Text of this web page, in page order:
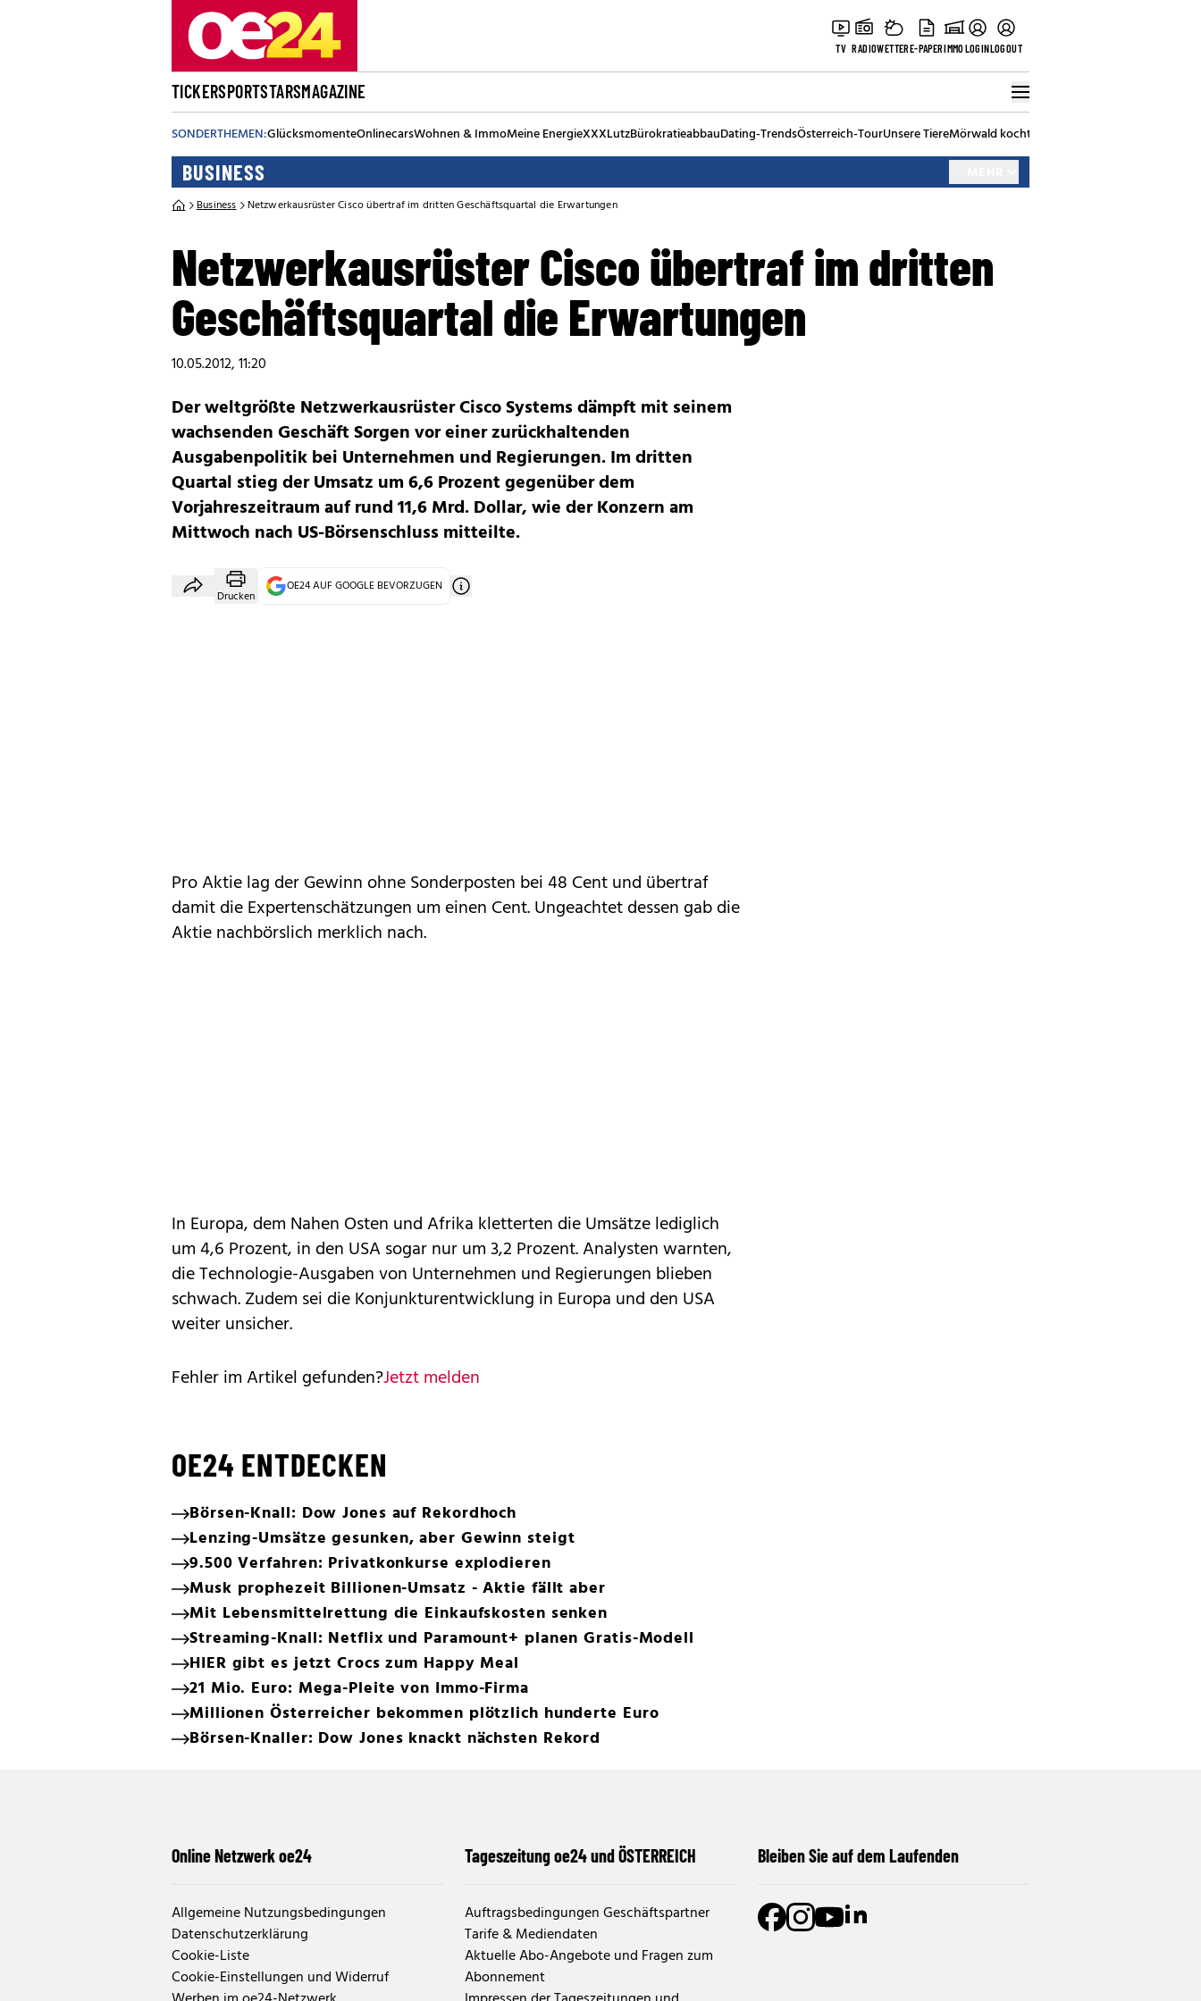
TV RADIOWETTERE-PAPERIMMOLOGINLOGOUT
TICKERSPORTSTARSMAGAZINE
SONDERTHEMEN:GlücksmomenteOnlinecarsWohnen & ImmoMeine EnergieXXXLutzBürokratieabbauDating-TrendsÖsterreich-TourUnsere TiereMörwald kocht
BUSINESS
Business Netzwerkausrüster Cisco übertraf im dritten Geschäftsquartal die Erwartungen
Netzwerkausrüster Cisco übertraf im dritten
Geschäftsquartal die Erwartungen
10.05.2012, 11:20
Der weltgrößte Netzwerkausrüster Cisco Systems dämpft mit seinem
wachsenden Geschäft Sorgen vor einer zurückhaltenden
Ausgabenpolitik bei Unternehmen und Regierungen. Im dritten
Quartal stieg der Umsatz um 6,6 Prozent gegenüber dem
Vorjahreszeitraum auf rund 11,6 Mrd. Dollar, wie der Konzern am
Mittwoch nach US-Börsenschluss mitteilte.
Drucken
OE24 AUF GOOGLE BEVORZUGEN
Pro Aktie lag der Gewinn ohne Sonderposten bei 48 Cent und übertraf
damit die Expertenschätzungen um einen Cent. Ungeachtet dessen gab die
Aktie nachbörslich merklich nach.
In Europa, dem Nahen Osten und Afrika kletterten die Umsätze lediglich
um 4,6 Prozent, in den USA sogar nur um 3,2 Prozent. Analysten warnten,
die Technologie-Ausgaben von Unternehmen und Regierungen blieben
schwach. Zudem sei die Konjunkturentwicklung in Europa und den USA
weiter unsicher.
Fehler im Artikel gefunden?Jetzt melden
OE24 ENTDECKEN
Börsen-Knall: Dow Jones auf Rekordhoch
Lenzing-Umsätze gesunken, aber Gewinn steigt
9.500 Verfahren: Privatkonkurse explodieren
Musk prophezeit Billionen-Umsatz - Aktie fällt aber
Mit Lebensmittelrettung die Einkaufskosten senken
Streaming-Knall: Netflix und Paramount+ planen Gratis-Modell
HIER gibt es jetzt Crocs zum Happy Meal
21 Mio. Euro: Mega-Pleite von Immo-Firma
Millionen Österreicher bekommen plötzlich hunderte Euro
Börsen-Knaller: Dow Jones knackt nächsten Rekord
Online Netzwerk oe24
Allgemeine Nutzungsbedingungen
Datenschutzerklärung
Cookie-Liste
Cookie-Einstellungen und Widerruf
Tageszeitung oe24 und ÖSTERREICH
Auftragsbedingungen Geschäftspartner
Tarife & Mediendaten
Aktuelle Abo-Angebote und Fragen zum
Abonnement
Bleiben Sie auf dem Laufenden